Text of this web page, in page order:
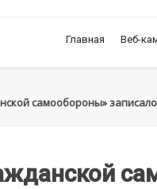
Главная Веб-
самообороны»